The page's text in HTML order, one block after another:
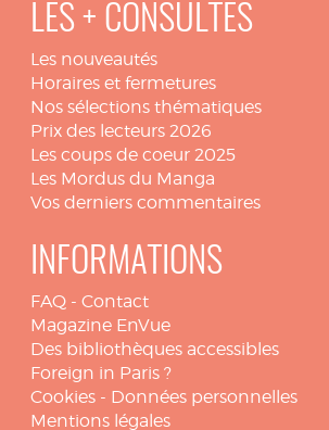
LES + CONSULTÉS
Les nouveautés
Horaires et fermetures
Nos sélections thématiques
Prix des lecteurs 2026
Les coups de coeur 2025
Les Mordus du Manga
Vos derniers commentaires
INFORMATIONS
FAQ - Contact
Magazine EnVue
Des bibliothèques accessibles
Foreign in Paris ?
Cookies - Données personnelles
Mentions légales